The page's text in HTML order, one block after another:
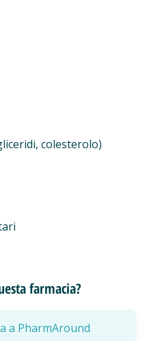
colesterolo)
farmacia?
a PharmAround